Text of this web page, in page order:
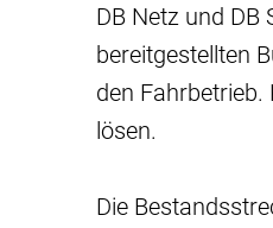
DB Netz und
bereitgestellten
den
lösen.
Die